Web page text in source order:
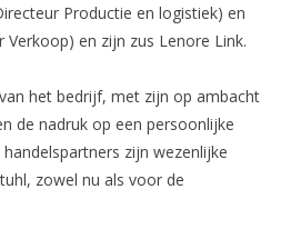
Productie en logistiek) en
Verkoop) en zijn zus Lenore Link.
het bedrijf, met zijn op ambacht
de nadruk op een persoonlijke
zijn wezenlijke
zowel nu als voor de